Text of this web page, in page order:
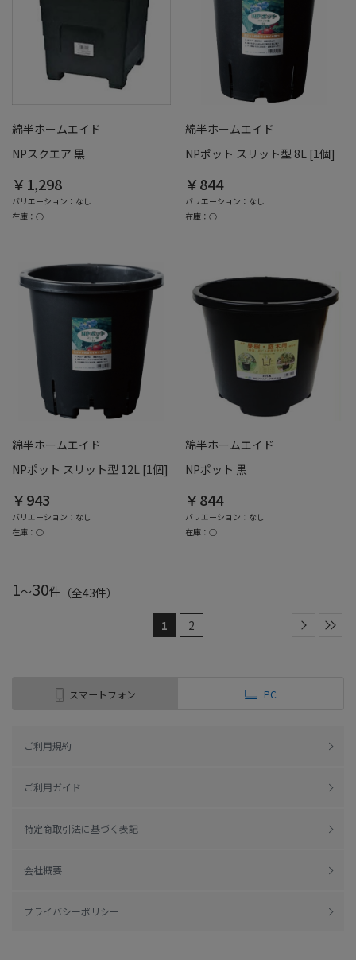
綿半ホームエイド
NPスクエア 黒
￥1,298
バリエーション：なし
在庫：○
綿半ホームエイド
NPポット スリット型 8L [1個]
￥844
バリエーション：なし
在庫：○
綿半ホームエイド
NPポット スリット型 12L [1個]
￥943
バリエーション：なし
在庫：○
綿半ホームエイド
NPポット 黒
￥844
バリエーション：なし
在庫：○
1～30件 （全43件）
1 2
スマートフォン PC
ご利用規約
ご利用ガイド
特定商取引法に基づく表記
会社概要
プライバシーポリシー